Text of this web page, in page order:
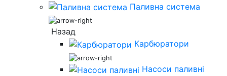
Паливна система
Назад
Карбюратори
Насоси паливні